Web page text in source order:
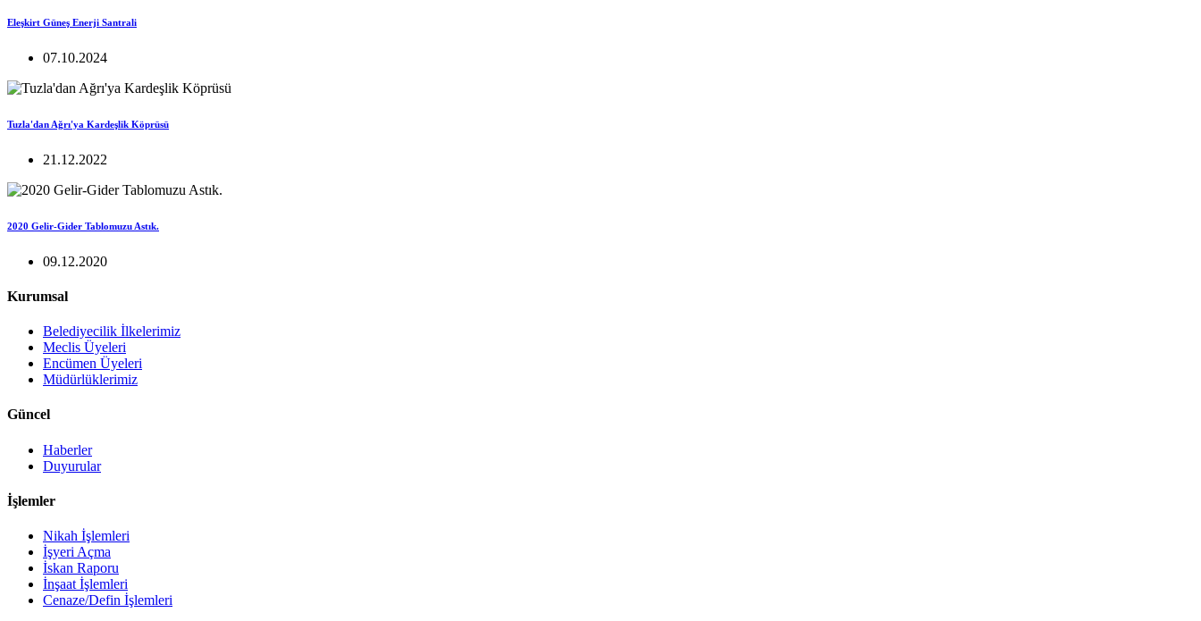
Eleşkirt Güneş Enerji Santrali
07.10.2024
Tuzla'dan Ağrı'ya Kardeşlik Köprüsü
21.12.2022
2020 Gelir-Gider Tablomuzu Astık.
09.12.2020
Kurumsal
Belediyecilik İlkelerimiz
Meclis Üyeleri
Encümen Üyeleri
Müdürlüklerimiz
Güncel
Haberler
Duyurular
İşlemler
Nikah İşlemleri
İşyeri Açma
İskan Raporu
İnşaat İşlemleri
Cenaze/Defin İşlemleri